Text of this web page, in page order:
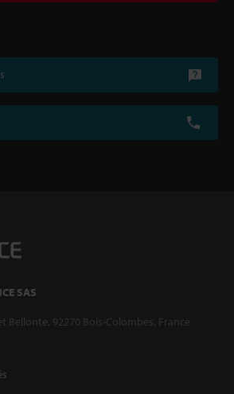
SAS
Bellonte, 92270 Bois-Colombes, France